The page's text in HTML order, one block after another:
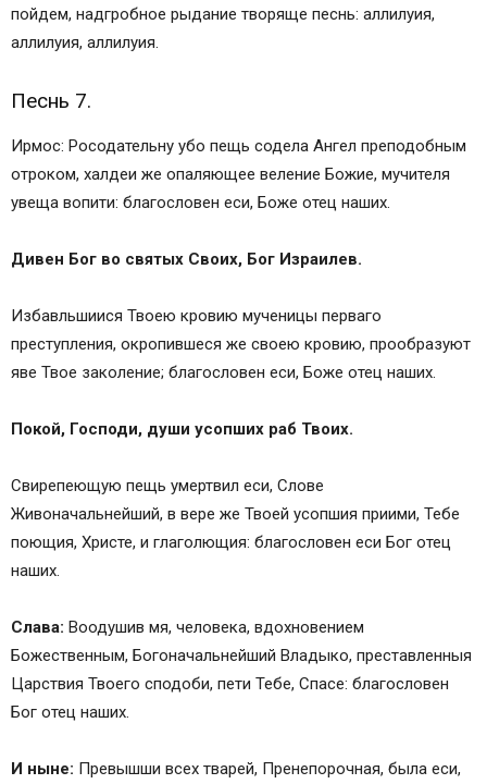
пойдем, надгробное рыдание творяще песнь: аллилуия,
аллилуия, аллилуия.
Песнь 7.
Ирмос: Росодательну убо пещь содела Ангел преподобным
отроком, халдеи же опаляющее веление Божие, мучителя
увеща вопити: благословен еси, Боже отец наших.
Дивен Бог во святых Своих, Бог Израилев.
Избавльшиися Твоею кровию мученицы перваго
преступления, окропившеся же своею кровию, прообразуют
яве Твое заколение; благословен еси, Боже отец наших.
Покой, Господи, души усопших раб Твоих.
Свирепеющую пещь умертвил еси, Слове
Живоначальнейший, в вере же Твоей усопшия приими, Тебе
поющия, Христе, и глаголющия: благословен еси Бог отец
наших.
Слава: Воодушив мя, человека, вдохновением
Божественным, Богоначальнейший Владыко, преставленныя
Царствия Твоего сподоби, пети Тебе, Спасе: благословен
Бог отец наших.
И ныне: Превышши всех тварей, Пренепорочная, была еси,